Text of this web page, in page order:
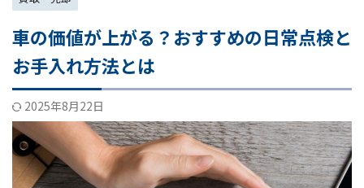
車の価値が上がる？おすすめの日常点検と
お手入れ方法とは
2025年8月22日